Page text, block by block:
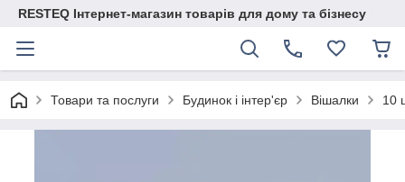
RESTEQ Інтернет-магазин товарів для дому та бізнесу
Товари та послуги Будинок і інтер'єр Вішалки 10